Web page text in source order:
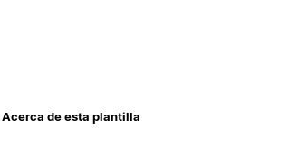
Acerca de esta plantilla